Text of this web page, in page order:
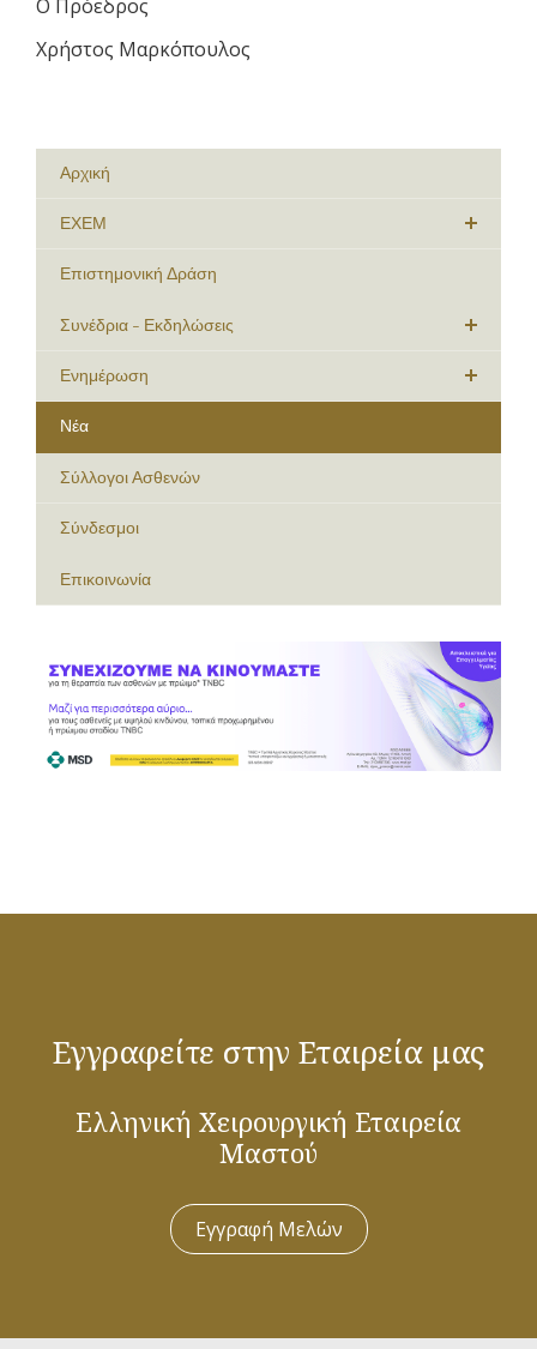
Ο Πρόεδρος
Χρήστος Μαρκόπουλος
Αρχική
ΕΧΕΜ
Επιστημονική Δράση
Συνέδρια - Εκδηλώσεις
Ενημέρωση
Νέα
Σύλλογοι Ασθενών
Σύνδεσμοι
Επικοινωνία
Εγγραφείτε στην Εταιρεία μας
Ελληνική Χειρουργική Εταιρεία
Μαστού
Εγγραφή Μελών